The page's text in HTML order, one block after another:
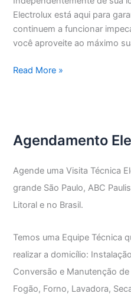
Electrolux está aqui para
continuem a funcionar
você aproveite ao máximo
Assistência
Read More »
Agendamento
Agende uma Visita Técnica
grande São Paulo, ABC
Litoral e no Brasil.
Temos uma Equipe Técnica
realizar a domicílio:
Conversão e Manutenção de
Fogão, Forno, Lavadora,